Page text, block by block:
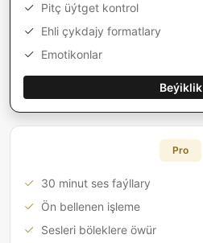
Pitç üýtget kontrol
Ehli çykdajy formatlary
Emotikonlar
Beýiklik
Pro
30 minut ses faýllary
Ön bellenen işleme
Sesleri böleklere öwür